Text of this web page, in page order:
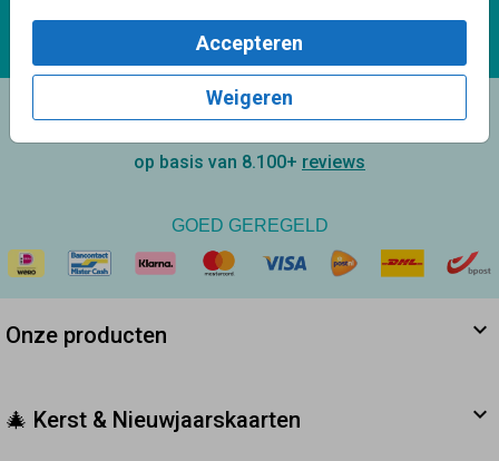
Accepteren
Weigeren
Mail ons:info@fuif.nl
Op werkdagen van10.00 - 17.00 uur
9.6
op basis van 8.100+ reviews
GOED GEREGELD
Onze producten
🎄 Kerst & Nieuwjaarskaarten